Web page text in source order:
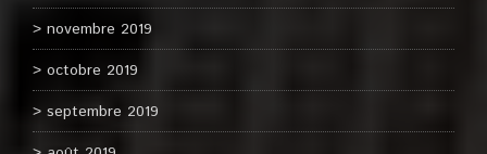
novembre 2019
octobre 2019
septembre 2019